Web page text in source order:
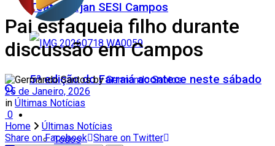
Teatro Firjan SESI Campos
5ª edição do Farraiá acontece neste sábado
Todos
Pai esfaqueia filho durante
discussão em Campos
by Germando Santos
25 de Janeiro, 2026
in Últimas Notícias
0
Home
Últimas Notícias
Share on Facebook Share on Twitter